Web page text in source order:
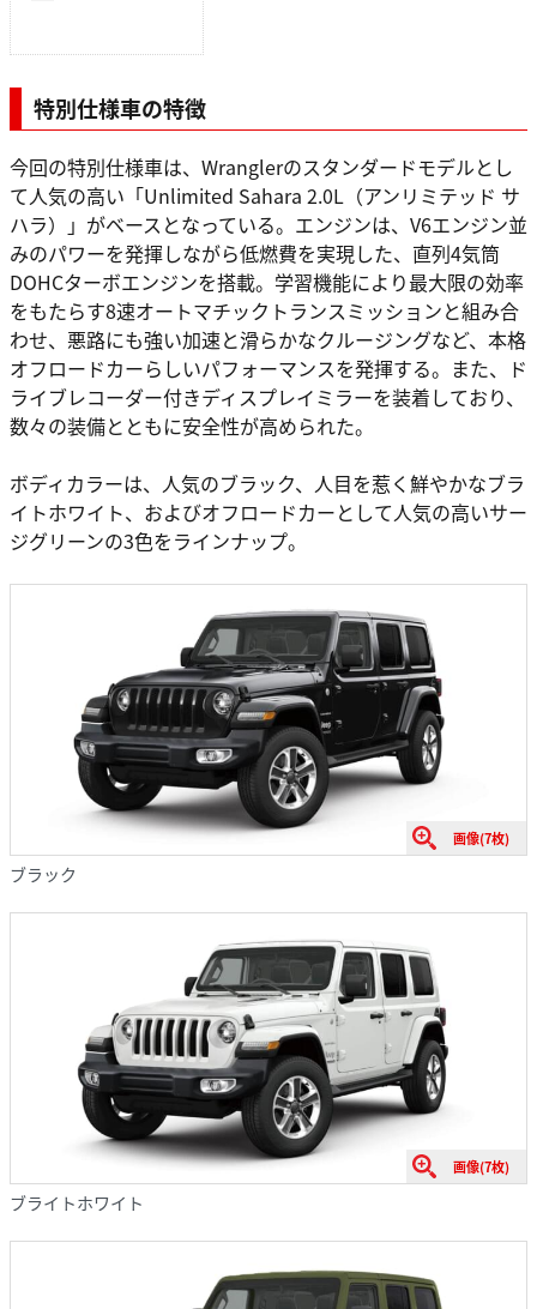
特別仕様車の特徴
今回の特別仕様車は、Wranglerのスタンダードモデルとし
て人気の高い「Unlimited Sahara 2.0L（アンリミテッド サ
ハラ）」がベースとなっている。エンジンは、V6エンジン並
みのパワーを発揮しながら低燃費を実現した、直列4気筒
DOHCターボエンジンを搭載。学習機能により最大限の効率
をもたらす8速オートマチックトランスミッションと組み合
わせ、悪路にも強い加速と滑らかなクルージングなど、本格
オフロードカーらしいパフォーマンスを発揮する。また、ド
ライブレコーダー付きディスプレイミラーを装着しており、
数々の装備とともに安全性が高められた。
ボディカラーは、人気のブラック、人目を惹く鮮やかなブラ
イトホワイト、およびオフロードカーとして人気の高いサー
ジグリーンの3色をラインナップ。
画像(7枚)
ブラック
画像(7枚)
ブライトホワイト